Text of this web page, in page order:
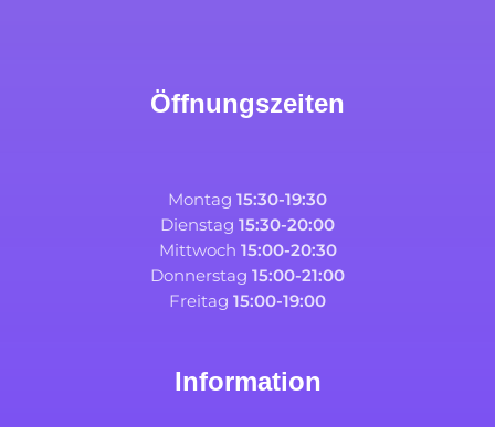
Öffnungszeiten
Montag 15:30-19:30
Dienstag 15:30-20:00
Mittwoch 15:00-20:30
Donnerstag 15:00-21:00
Freitag 15:00-19:00
Information